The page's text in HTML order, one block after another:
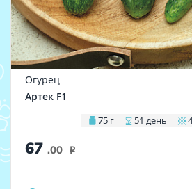
Огурец
Артек F1
75 г 51 день
67 .00 i